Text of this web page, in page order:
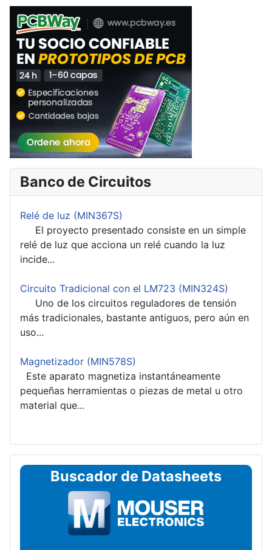
Banco de Circuitos
Relé de luz (MIN367S)
El proyecto presentado consiste en un simple
relé de luz que acciona un relé cuando la luz
incide...
Circuito Tradicional con el LM723 (MIN324S)
Uno de los circuitos reguladores de tensión
más tradicionales, bastante antiguos, pero aún en
uso...
Magnetizador (MIN578S)
Este aparato magnetiza instantáneamente
pequeñas herramientas o piezas de metal u otro
material que...
Buscador de Datasheets